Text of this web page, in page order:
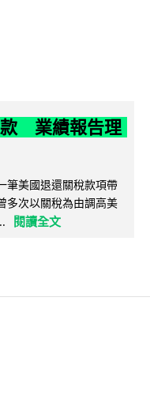
款 業績報告理
筆美國退還關稅款項帶
多次以關稅為由調高美
閱讀全文